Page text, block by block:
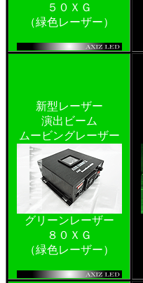
５０ＸＧ
（緑色レーザー）
新型レーザー
演出ビーム
ムービングレーザー
グリーンレーザー
８０ＸＧ
（緑色レーザー）